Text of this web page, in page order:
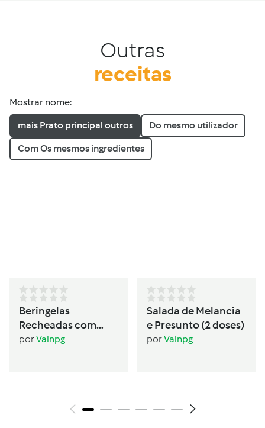
Outras
receitas
Mostrar nome:
mais Prato principal outros Do mesmo utilizador
Com Os mesmos ingredientes
Beringelas
Recheadas com
Seitan (2 pessoas)
porValnpg
Salada de Melancia
e Presunto (2 doses)
porValnpg